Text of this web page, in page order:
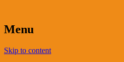
Menu
Skip to content